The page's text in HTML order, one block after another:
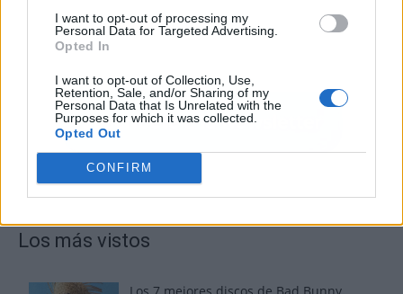
I want to opt-out of processing my
Personal Data for Targeted Advertising.
Opted In
I want to opt-out of Collection, Use,
Retention, Sale, and/or Sharing of my
Personal Data that Is Unrelated with the
Purposes for which it was collected.
Opted Out
CONFIRM
Los más vistos